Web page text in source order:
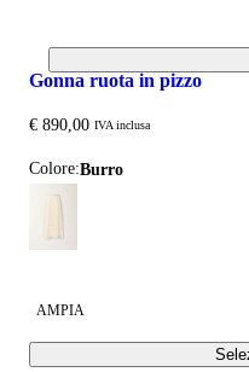
gonna ruota in pizzo
€ 890,00 IVA inclusa
Colore: burro
AMPIA